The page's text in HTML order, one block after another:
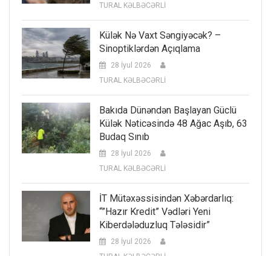
TURAL KƏLBƏCƏRLİ
Külək Nə Vaxt Səngiyəcək? –
Sinoptiklərdən Açıqlama
28 İyul 2026
TURAL KƏLBƏCƏRLİ
Bakıda Dünəndən Başlayan Güclü
Külək Nəticəsində 48 Ağac Aşıb, 63
Budaq Sınıb
28 İyul 2026
TURAL KƏLBƏCƏRLİ
İT Mütəxəssisindən Xəbərdarlıq:
“”Hazır Kredit” Vədləri Yeni
Kiberdələduzluq Tələsidir”
28 İyul 2026